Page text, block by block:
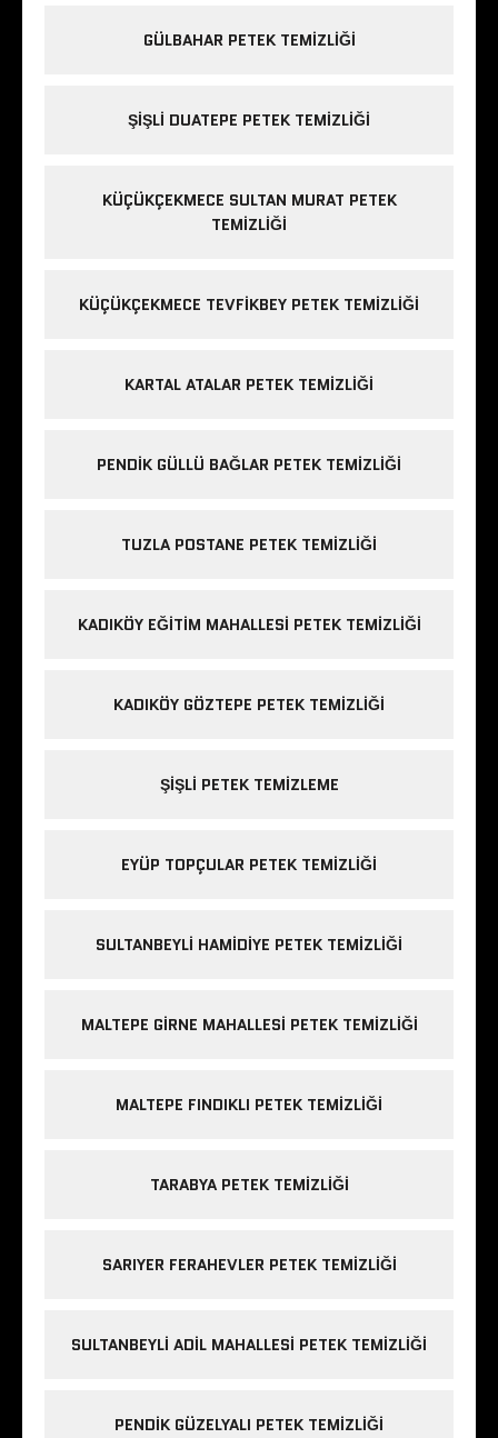
GÜLBAHAR PETEK TEMIZLIĞI
ŞIŞLI DUATEPE PETEK TEMIZLIĞI
KÜÇÜKÇEKMECE SULTAN MURAT PETEK
TEMIZLIĞI
KÜÇÜKÇEKMECE TEVFIKBEY PETEK TEMIZLIĞI
KARTAL ATALAR PETEK TEMIZLIĞI
PENDIK GÜLLÜ BAĞLAR PETEK TEMIZLIĞI
TUZLA POSTANE PETEK TEMIZLIĞI
KADIKÖY EĞITIM MAHALLESI PETEK TEMIZLIĞI
KADIKÖY GÖZTEPE PETEK TEMIZLIĞI
ŞIŞLI PETEK TEMIZLEME
EYÜP TOPÇULAR PETEK TEMIZLIĞI
SULTANBEYLI HAMIDIYE PETEK TEMIZLIĞI
MALTEPE GIRNE MAHALLESI PETEK TEMIZLIĞI
MALTEPE FINDIKLI PETEK TEMIZLIĞI
TARABYA PETEK TEMIZLIĞI
SARIYER FERAHEVLER PETEK TEMIZLIĞI
SULTANBEYLI ADIL MAHALLESI PETEK TEMIZLIĞI
PENDIK GÜZELYALI PETEK TEMIZLIĞI